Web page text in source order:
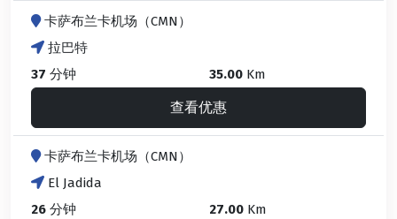
卡萨布兰卡机场（CMN）
拉巴特
37 分钟 35.00 Km
查看优惠
卡萨布兰卡机场（CMN）
El Jadida
26 分钟 27.00 Km